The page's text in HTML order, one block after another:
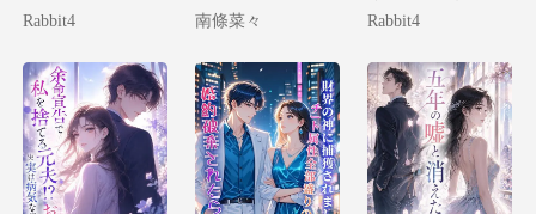
叔父様に溺愛さ
Rabbit4
麗なる復讐
南條菜々
家一の大富豪令
Rabbit4